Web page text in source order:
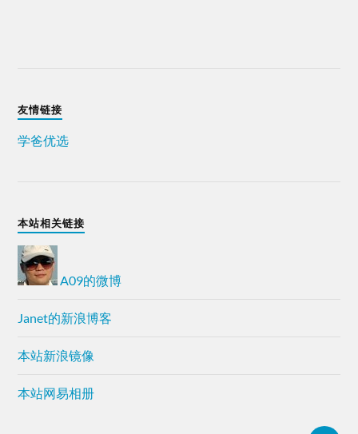
友情链接
学爸优选
本站相关链接
A09的微博
Janet的新浪博客
本站新浪镜像
本站网易相册